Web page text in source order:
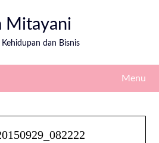
Mitayani
Kehidupan dan Bisnis
Menu